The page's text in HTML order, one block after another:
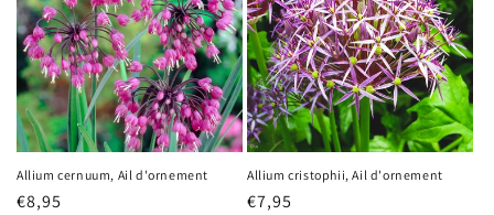
Allium cernuum, Ail d'ornement
Prix
€8,95
Allium cristophii, Ail d'ornement
Prix
€7,95